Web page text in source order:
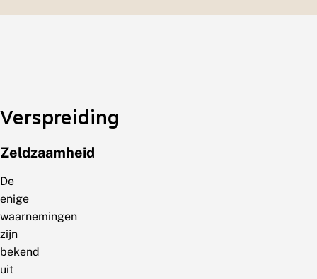
Verspreiding
Zeldzaamheid
De
enige
waarnemingen
zijn
bekend
uit